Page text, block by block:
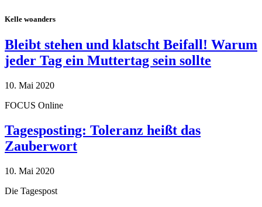
Kelle woanders
Bleibt stehen und klatscht Beifall! Warum
jeder Tag ein Muttertag sein sollte
10. Mai 2020
FOCUS Online
Tagesposting: Toleranz heißt das
Zauberwort
10. Mai 2020
Die Tagespost